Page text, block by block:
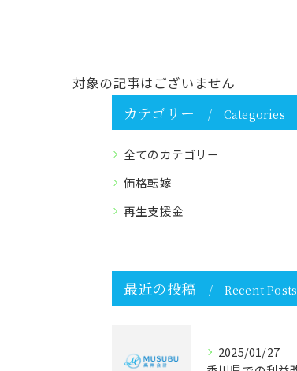
対象の記事はございません
カテゴリー Categories
全てのカテゴリー
価格転嫁
再生支援金
最近の投稿 Recent Posts
2025/01/27